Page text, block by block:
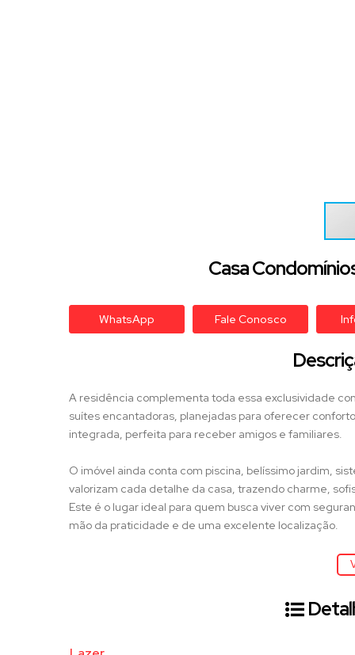
Casa
WhatsApp Fale Conosco
A residência complementa toda essa exclusividade
suítes encantadoras, planejadas para oferecer
integrada, perfeita para receber amigos e familiares.
O imóvel ainda conta com piscina, belíssimo jardim,
valorizam cada detalhe da casa, trazendo charme,
Este é o lugar ideal para quem busca viver com
mão da praticidade e de uma excelente localização.
Localizado a apenas 7 minutos do centro da cidade,
por escolas, supermercados, farmácias, shopping,
contar com fácil acesso ao anel viário que conecta as